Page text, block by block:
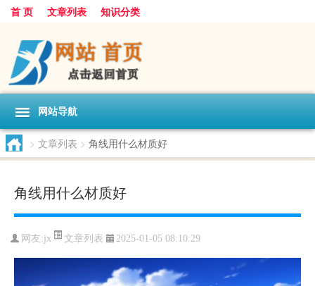
首 页 文章列表 知识分类
网站导航
> 文章列表 > 角线用什么材质好
角线用什么材质好
网友:jx 文章列表 2025-01-05 08:10:29